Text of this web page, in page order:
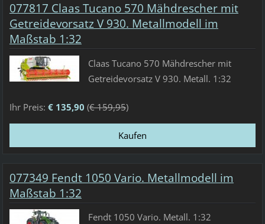
077817 Claas Tucano 570 Mähdrescher mit
Getreidevorsatz V 930. Metallmodell im
Maßstab 1:32
Claas Tucano 570 Mähdrescher mit
Getreidevorsatz V 930. Metall. 1:32
Ihr Preis: € 135,90 (€ 159,95)
077349 Fendt 1050 Vario. Metallmodell im
Maßstab 1:32
Fendt 1050 Vario. Metall. 1:32